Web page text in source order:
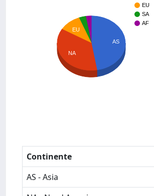
EU
SA
AF
AS
EU
NA
Continente
AS - Asia